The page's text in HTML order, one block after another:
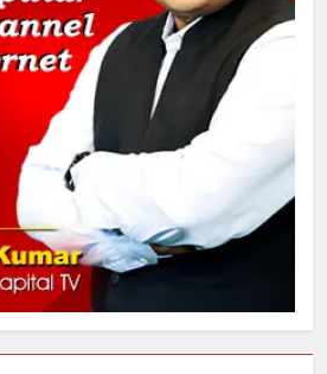
स्वरूप रानी नेहरू चिकित्सालय का
नामकरण करने की मांग को लेकर
अनिश्चितकालीन धरना शुरू
289 एकड़ भूमि पर विकसित होगा कार्बन-
फ्री डेटा सेंटर, हजारों उच्च-कुशल
रोजगार सृजन की संभावना
UP में ग्रामीण बिजली आपूर्ति से कृषि,
डेयरी, कुटीर उद्योग और स्वरोजगार को
मिला बढ़ावा